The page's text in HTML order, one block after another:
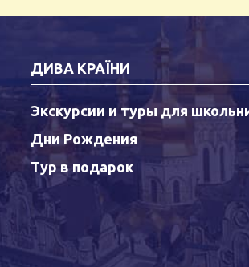
ДИВА КРАЇНИ
Экскурсии и туры для
Дни Рождения
Тур в подарок